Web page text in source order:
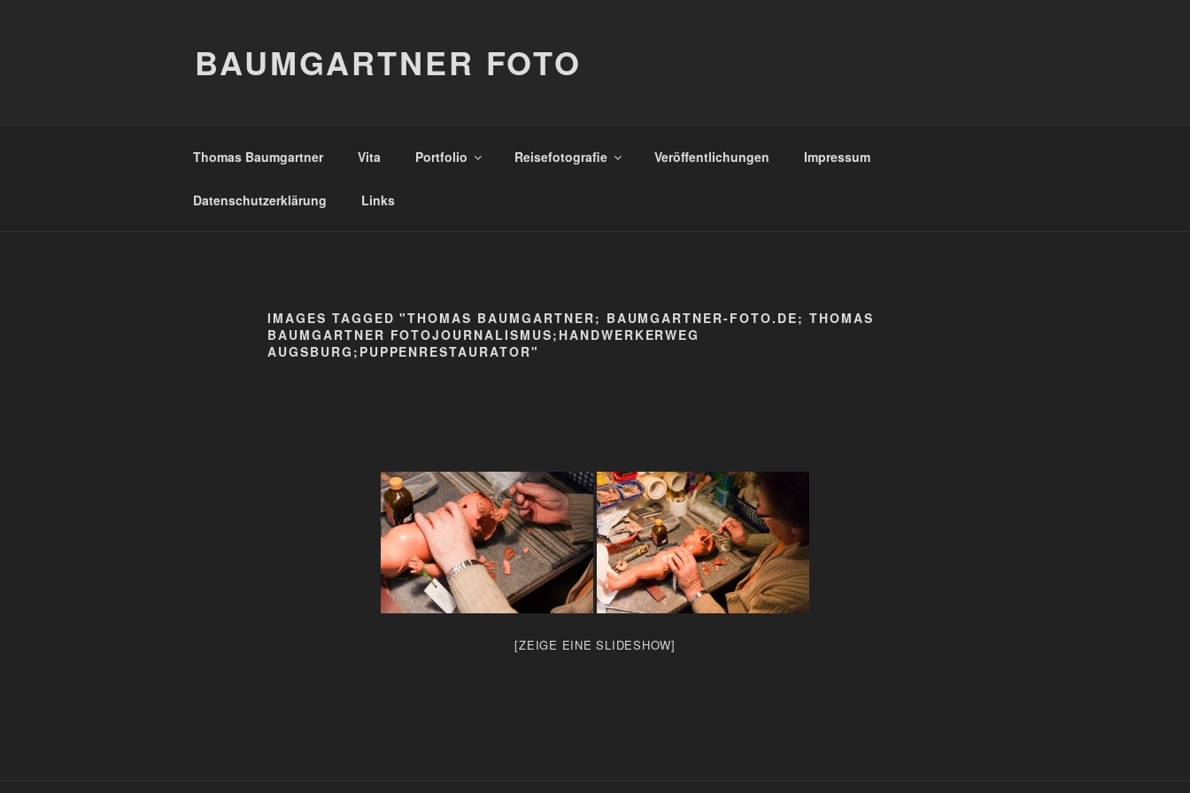
BAUMGARTNER FOTO
Thomas Baumgartner Vita Portfolio Reisefotografie Veröffentlichungen Impressum
Datenschutzerklärung Links
IMAGES TAGGED "THOMAS BAUMGARTNER; BAUMGARTNER-FOTO.DE; THOMAS
BAUMGARTNER FOTOJOURNALISMUS;HANDWERKERWEG
AUGSBURG;PUPPENRESTAURATOR"
[ZEIGE EINE SLIDESHOW]